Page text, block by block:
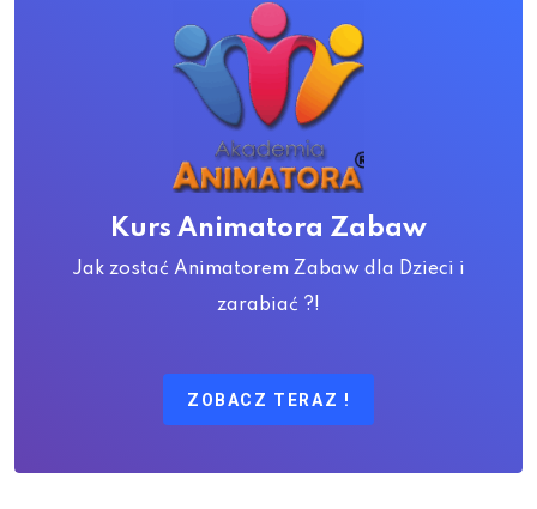
Kurs Animatora Zabaw
Jak zostać Animatorem Zabaw dla Dzieci i
zarabiać ?!
ZOBACZ TERAZ !